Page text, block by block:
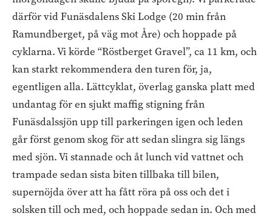
därför vid Funäsdalens Ski Lodge (20 min från
Ramundberget, på väg mot Åre) och hoppade på
cyklarna. Vi körde “Röstberget Gravel”, ca 11 km, och
kan starkt rekommendera den turen för, ja,
egentligen alla. Lättcyklat, överlag ganska platt med
undantag för en sjukt maffig stigning från
Funäsdalssjön upp till parkeringen igen och leden
går först genom skog för att sedan slingra sig längs
med sjön. Vi stannade och åt lunch vid vattnet och
trampade sedan sista biten tillbaka till bilen,
supernöjda över att ha fått röra på oss och det i
solsken till och med, och hoppade sedan in. Och med